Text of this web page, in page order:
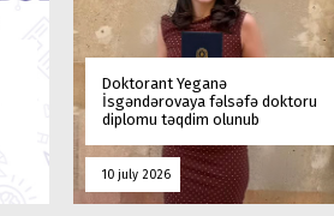
Doktorant Yeganə
İsgəndərovaya fəlsəfə doktoru
diplomu təqdim olunub
10 july 2026